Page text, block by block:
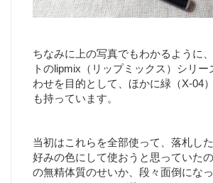
ちなみに上の写真でもわかるように
トのlipmix（リップミックス）シリー
わせを目的として、ほかに緑（X-04
も持っています。
当初はこれらを全部使って、落札し
好みの色にして使おうと思っていた
の無精体質のせいか、段々面倒にな